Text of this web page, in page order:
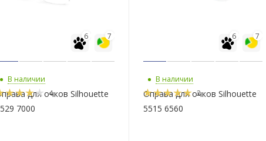
7
6
В наличии
4
для очков Silhouette
5529 7000
7
6
В наличии
2
Оправа для очков Silhouette
5515 6560